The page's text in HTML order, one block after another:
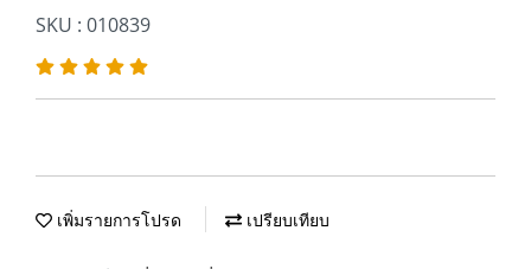
SKU : 010839
เพิ่มรายการโปรด เปรียบเทียบ